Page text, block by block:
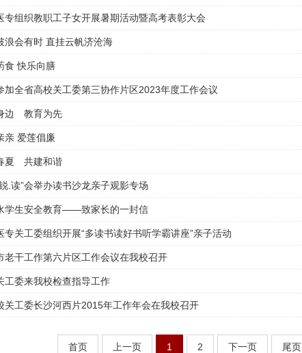
专组织教职工子女开展暑期活动暨高考表彰大会
浪会有时 直挂云帆济沧海
食 快乐向膳
加全省高校关工委第三协作片区2023年度工作会议
边 教育为先
亲 爱莲倡廉
夏 共建和谐
.读”会举办读书沙龙亲子观影专场
学生安全教育——致家长的一封信
专关工委组织开展“多读书读好书听学霸讲座”亲子活动
老干工作第六片区工作会议在我校召开
工委来我校检查指导工作
关工委长沙河西片2015年工作年会在我校召开
首页 上一页 1 2 下一页 尾页